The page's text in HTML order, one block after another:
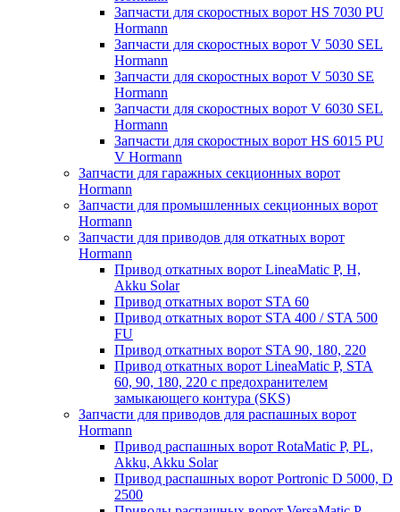
Запчасти для скоростных ворот HS 7030 PU
Hormann
Запчасти для скоростных ворот V 5030 SEL
Hormann
Запчасти для скоростных ворот V 5030 SE
Hormann
Запчасти для скоростных ворот V 6030 SEL
Hormann
Запчасти для скоростных ворот HS 6015 PU
V Hormann
Запчасти для гаражных секционных ворот
Hormann
Запчасти для промышленных секционных ворот
Hormann
Запчасти для приводов для откатных ворот
Hormann
Привод откатных ворот LineaMatic P, H,
Akku Solar
Привод откатных ворот STA 60
Привод откатных ворот STA 400 / STA 500
FU
Привод откатных ворот STA 90, 180, 220
Привод откатных ворот LineaMatic P, STA
60, 90, 180, 220 с предохранителем
замыкающего контура (SKS)
Запчасти для приводов для распашных ворот
Hormann
Привод распашных ворот RotaMatic P, PL,
Akku, Akku Solar
Привод распашных ворот Portronic D 5000, D
2500